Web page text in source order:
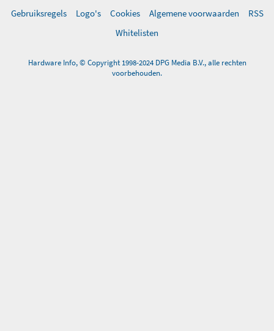
Gebruiksregels
Logo's Cookies Algemene voorwaarden
RSS
Whitelisten
Hardware Info, © Copyright 1998-2024 DPG Media B.V., alle rechten
voorbehouden.